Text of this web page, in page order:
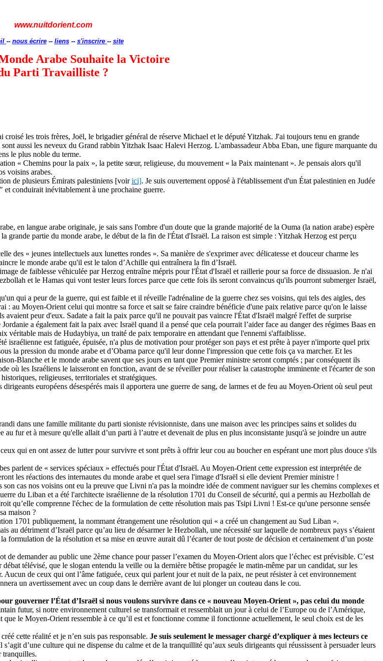
www.nuitdorient.com
-- nous écrire-- liens-- s'inscrire -- site
Arabe Souhaite la Victoire
Parti Travailliste ?
les trois frères, Joël, le brigadier général de réserve Michael et le député Yitzhak. J'ai toujours tenu en grande
aussi les neveux du Grand rabbin Yitzhak Isaac Halevi Herzog. L'ambassadeurAbba Eban, une figure marquante du
le plus noble du terme.
« Chemins pour la paix », la petite sœur, religieuse, du mouvement « la Paix maintenant ». Je pensais alors qu'il
voisins arabes.
de plusieurs Émirats palestiniens [voirici]. Je suis ouvertement opposé à l'établissement d'un État palestinien en Judée
" et conduirait inévitablement à une prochaine guerre.
en langue arabe originale, je sais sans l'ombre d'un doute que la grande majorité de la Ouma (la nation arabe) espère
partie du monde arabe, le début de la fin de l'État d'Israël. La raison est simple : Yitzhak Herzog est perçu
des « jeunes intellectuels aux lunettes rondes ». Sa manière de s'exprimer avec délicatesse et douceur charme les
le monde arabe qu'il est le talon d’Achille qui entraînera la fin d’Israël.
de faiblesse véhiculée par Herzog entraîne mépris pour l'État d'Israël et raillerie pour sa force de dissuasion. Je n'ai
et le Hamas qui vont tester leurs forces parce que cette fois ils seront convaincus qu'ils pourront submerger Israël,
qui a peur de la guerre, qui est faible et il réveille l'adrénaline de la guerre chez ses voisins, qui tels des aigles, des
: au Moyen-Orient celui qui montre sa force et sait se faire craindre bénéficie d'une paix relative parce qu'on le laisse
peur d'eux. Sadate a fait la paix parce qu'il ne pouvait pas vaincre l'État d'Israël malgré l'effet de surprise
a également fait la paix avec Israël quand il a pensé que cela pourrait l’aider face au danger des régimes Baas en
véritable mais de Hudaybiya, un traité de paix temporaire en attendant que l'ennemi s'affaiblisse.
est fatiguée, épuisée, n'a plus de motivation pour protéger son pays et est prête à payer n'importe quel prix
la pression du monde arabe et d’Obama parce qu'il leur donne l'impression que cette fois ça va marcher. Et les
Blanche et le monde arabe savent que ses jours en tant que Premier ministre seront comptés ; par conséquent ils
où les Israéliens le laisseront en fonction, avant de se réveiller pour réaliser la catastrophe imminente et l'écarter de son
religieuses, territoriales et stratégiques.
européens désespérés mais il apportera une guerre de sang, de larmes et de feu au Moyen-Orient où seul peut
dans une famille militante du parti sioniste révisionniste, dans une maison avec les principes sains et solides du
fur et à mesure qu'elle allait d’un parti à l’autre et devenait de plus en plus inconsistante jusqu'à se joindre un autre
qui en ont assez de lutter pour survivre et sont prêts à offrir leur cou au boucher en espérant une mort plus douce s'ils
parlent de « services spéciaux » effectués pour l'État d'Israël. Au Moyen-Orient cette expression est interprétée de
les réactions des internautes du monde arabe et quel sera l'image d'Israël si elle devient Premier ministre !
son cas nos voisins ont eu la preuve que Livni n'a pas la moindre idée de comment naviguer sur les chemins complexes et
du Liban et a été l'architecte israélienne de la résolution 1701 du Conseil de sécurité, qui a permis au Hezbollah de
qu’elle comprenne l'échec de la formulation de cette résolution mais pas Tsipi Livni ! Est-ce qu'une personne sensée
maison ?
1701 publiquement, la nommant étrangement une résolution qui « a créé un changement au Sud Liban ».
au détriment d’Israël parce qu’au lieu de désarmer le Hezbollah, une nécessité sur laquelle de nombreux pays s’étaient
formulation de la résolution et sa mise en œuvre aurait dû l’écarter de tout poste de décision et certainement d’un poste
de demander au public une 2ème chance pour passer l’examen du Moyen-Orient alors que l’échec est prévisible. C’est
télévisé, que le slogan entendu la veille ou la dernière bêtise propagée le matin-même par un candidat, sur les
de ceux qui ont l’âme fatiguée, ceux qui parlent jour et nuit de la paix, ne peut résister à cet environnement
un avertissement avec un coup dans le derrière avant de lui plonger un couteau dans le cou.
gouverner l’État d’Israël si nous voulons survivre dans ce « nouveau Moyen-Orient », pas celui du monde
futur, si notre environnement culturel se transformait et ressemblait un jour à celui de l’Europe ou de l’Amérique,
le Moyen-Orient ressemble à ce qu’il est et fonctionne comme il fonctionne actuellement, le seul choix est de les
cette réalité et je n’en suis pas responsable. Je suis seulement le messager chargé d’expliquer à mes lecteurs ce
s’agit d’une culture qui ne dispense du calme et de la tranquillité qu’aux seuls dirigeants qui réussissent à persuader leurs
tranquilles.